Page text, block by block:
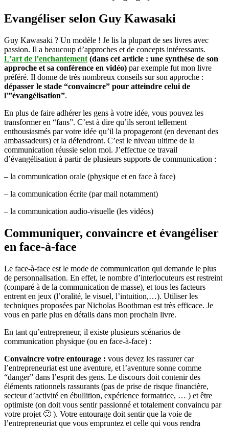
Evangéliser selon Guy Kawasaki
Guy Kawasaki ? Un modèle ! Je lis la plupart de ses livres avec
passion. Il a beaucoup d’approches et de concepts intéressants.
L’art de l’enchantement (dans cet article : une synthèse de son
approche et sa conférence en vidéo) par exemple fut mon livre
préféré. Il donne de très nombreux conseils sur son approche :
dépasser le stade “convaincre” pour atteindre celui de
l'”évangélisation”.
En plus de faire adhérer les gens à votre idée, vous pouvez les
transformer en “fans”. C’est à dire qu’ils seront tellement
enthousiasmés par votre idée qu’il la propageront (en devenant des
ambassadeurs) et la défendront. C’est le niveau ultime de la
communication réussie selon moi. J’effectue ce travail
d’évangélisation à partir de plusieurs supports de communication :
– la communication orale (physique et en face à face)
– la communication écrite (par mail notamment)
– la communication audio-visuelle (les vidéos)
Communiquer, convaincre et évangéliser
en face-à-face
Le face-à-face est le mode de communication qui demande le plus
de personnalisation. En effet, le nombre d’interlocuteurs est restreint
(comparé à de la communication de masse), et tous les facteurs
entrent en jeux (l’oralité, le visuel, l’intuition,…). Utiliser les
techniques proposées par Nicholas Boothman est très efficace. Je
vous en parle plus en détails dans mon prochain livre.
En tant qu’entrepreneur, il existe plusieurs scénarios de
communication physique (ou en face-à-face) :
Convaincre votre entourage : vous devez les rassurer car
l’entrepreneuriat est une aventure, et l’aventure sonne comme
“danger” dans l’esprit des gens. Le discours doit contenir des
éléments rationnels rassurants (pas de prise de risque financière,
secteur d’activité en ébullition, expérience formatrice, … ) et être
optimiste (on doit vous sentir passionné et totalement convaincu par
votre projet 🙂 ). Votre entourage doit sentir que la voie de
l’entrepreneuriat que vous empruntez et celle qui vous rendra